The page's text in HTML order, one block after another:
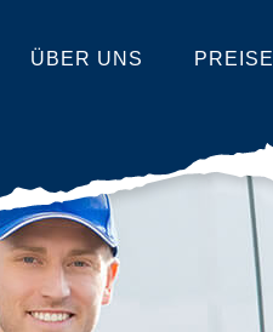
ÜBER UNS PREISE